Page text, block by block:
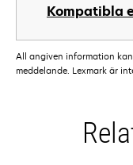
Kompatibla
All angiven information
meddelande. Lexmark är